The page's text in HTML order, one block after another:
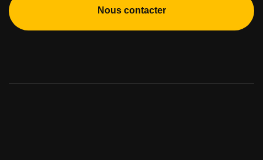
Nous contacter